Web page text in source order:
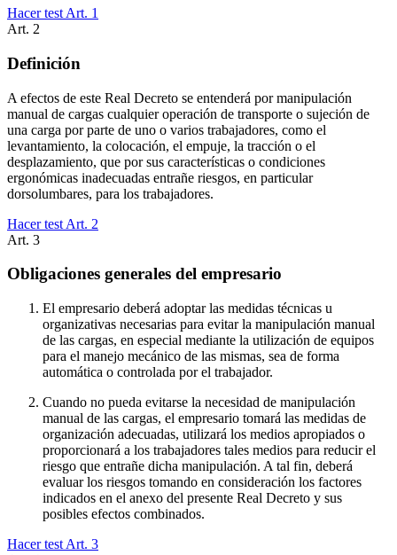
Hacer test Art. 1
Art. 2
Definición
A efectos de este Real Decreto se entenderá por manipulación
manual de cargas cualquier operación de transporte o sujeción de
una carga por parte de uno o varios trabajadores, como el
levantamiento, la colocación, el empuje, la tracción o el
desplazamiento, que por sus características o condiciones
ergonómicas inadecuadas entrañe riesgos, en particular
dorsolumbares, para los trabajadores.
Hacer test Art. 2
Art. 3
Obligaciones generales del empresario
El empresario deberá adoptar las medidas técnicas u
organizativas necesarias para evitar la manipulación manual
de las cargas, en especial mediante la utilización de equipos
para el manejo mecánico de las mismas, sea de forma
automática o controlada por el trabajador.
Cuando no pueda evitarse la necesidad de manipulación
manual de las cargas, el empresario tomará las medidas de
organización adecuadas, utilizará los medios apropiados o
proporcionará a los trabajadores tales medios para reducir el
riesgo que entrañe dicha manipulación. A tal fin, deberá
evaluar los riesgos tomando en consideración los factores
indicados en el anexo del presente Real Decreto y sus
posibles efectos combinados.
Hacer test Art. 3